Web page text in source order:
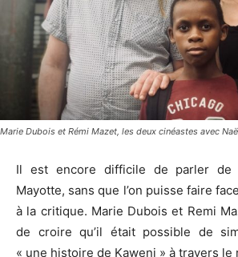
Marie Dubois et Rémi Mazet, les deux cinéastes avec
Il est encore difficile de parler de
Mayotte, sans que l’on puisse faire
à la critique. Marie Dubois et Remi
de croire qu’il était possible de
« une histoire de Kaweni » à travers le